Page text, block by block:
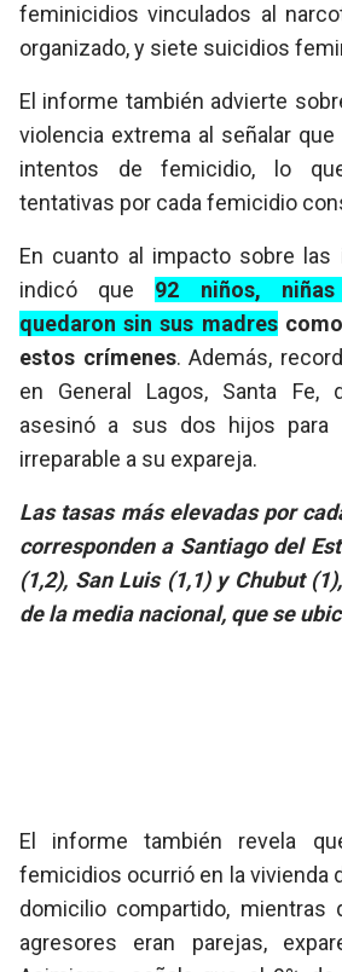
feminicidios vinculados al
organizado, y siete suicidios
El informe también advierte
violencia extrema al señalar
intentos de femicidio, lo
tentativas por cada femicidio
En cuanto al impacto sobre las
indicó que 92 niños,
quedaron sin sus madrescomo
estos crímenes. Además,
en General Lagos, Santa Fe,
asesinó a sus dos hijos para
irreparable a su expareja.
Las tasas más elevadas por
corresponden a Santiago del
(1,2), San Luis (1,1) y Chubut
de la media nacional, que se
El informe también revela
femicidios ocurrió en la vivienda
domicilio compartido, mientras
agresores eran parejas,